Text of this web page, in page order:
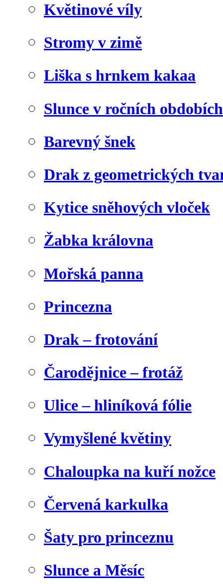
Květinové víly
Stromy v zimě
Liška s hrnkem kakaa
Slunce v ročních obdobích
Barevný šnek
Drak z geometrických
Kytice sněhových vloček
Žabka královna
Mořská panna
Princezna
Drak – frotování
Čarodějnice – frotáž
Ulice – hliníková fólie
Vymyšlené květiny
Chaloupka na kuří nožce
Červená karkulka
Šaty pro princeznu
Slunce a Měsíc